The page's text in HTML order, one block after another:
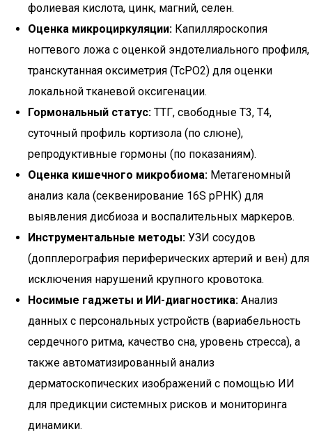
фолиевая кислота, цинк, магний, селен.
Оценка микроциркуляции: Капилляроскопия
ногтевого ложа с оценкой эндотелиального профиля,
транскутанная оксиметрия (TcPО2) для оценки
локальной тканевой оксигенации.
Гормональный статус: ТТГ, свободные Т3, Т4,
суточный профиль кортизола (по слюне),
репродуктивные гормоны (по показаниям).
Оценка кишечного микробиома: Метагеномный
анализ кала (секвенирование 16S рРНК) для
выявления дисбиоза и воспалительных маркеров.
Инструментальные методы: УЗИ сосудов
(допплерография периферических артерий и вен) для
исключения нарушений крупного кровотока.
Носимые гаджеты и ИИ-диагностика: Анализ
данных с персональных устройств (вариабельность
сердечного ритма, качество сна, уровень стресса), а
также автоматизированный анализ
дерматоскопических изображений с помощью ИИ
для предикции системных рисков и мониторинга
динамики.